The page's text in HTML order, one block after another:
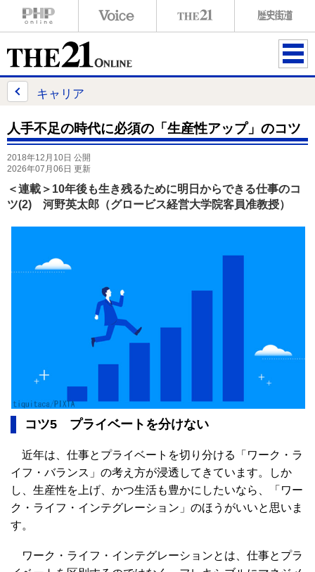
ME
キャリア
人手不足の時代に必須の「生産性アップ」のコツ
2018年12月10日 公開
2026年07月06日 更新
＜連載＞10年後も生き残るために明日からできる仕事のコ
ツ(2) 河野英太郎（グロービス経営大学院客員准教授）
コツ5 プライベートを分けない
近年は、仕事とプライベートを切り分ける「ワーク・ラ
イフ・バランス」の考え方が浸透してきています。しか
し、生産性を上げ、かつ生活も豊かにしたいなら、「ワー
ク・ライフ・インテグレーション」のほうがいいと思いま
す。
ワーク・ライフ・インテグレーションとは、仕事とプラ